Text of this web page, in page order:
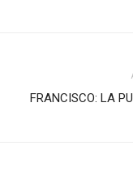
FRANCISCO: LA